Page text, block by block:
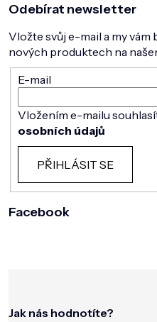
Odebírat newsletter
Vložte svůj e-mail a my
nových produktech na
E-mail
Vložením e-mailu
osobních údajů
PŘIHLÁSIT SE
Facebook
Jak nás hodnotíte?